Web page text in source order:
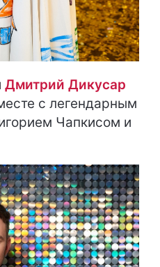
Дмитрий Дикусар
с легендарным
Чапкисом и